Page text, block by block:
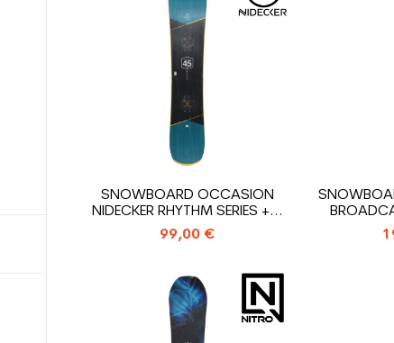
SNOWBOARD OCCASION
NIDECKER RHYTHM SERIES +...
99,00 €